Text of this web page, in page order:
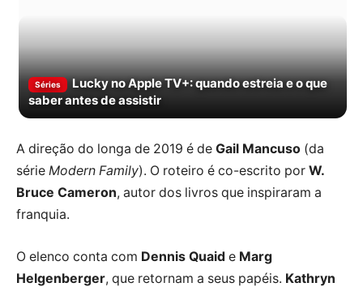
Séries
Lucky no Apple TV+: quando estreia e o que
saber antes de assistir
A direção do longa de 2019 é de Gail Mancuso (da
série Modern Family). O roteiro é co-escrito por W.
Bruce Cameron, autor dos livros que inspiraram a
franquia.
O elenco conta com Dennis Quaid e Marg
Helgenberger, que retornam a seus papéis. Kathryn